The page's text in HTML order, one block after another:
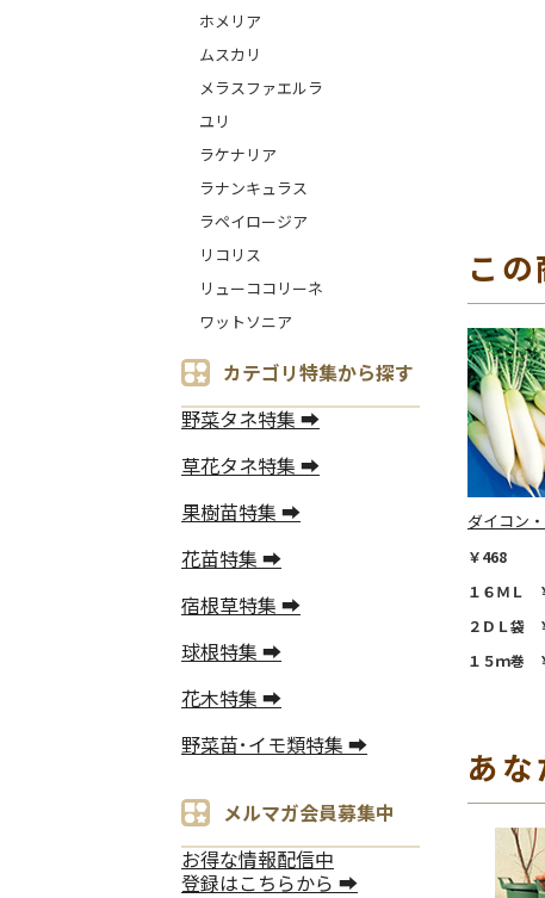
ホメリア
ムスカリ
メラスファエルラ
ユリ
ラケナリア
ラナンキュラス
ラペイロージア
リコリス
リューココリーネ
ワットソニア
カテゴリ特集から探す
野菜タネ特集 ➡
草花タネ特集 ➡
果樹苗特集 ➡
花苗特集 ➡
宿根草特集 ➡
球根特集 ➡
花木特集 ➡
野菜苗･イモ類特集 ➡
メルマガ会員募集中
お得な情報配信中
登録はこちらから ➡
こ
ダイコン
￥468
１６ＭＬ
２ＤＬ袋
１５ｍ巻
あ